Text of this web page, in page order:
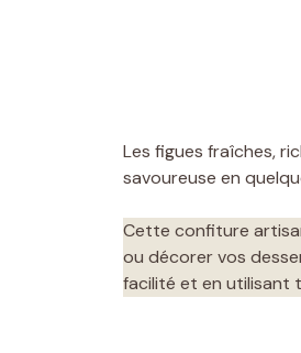
Les figues fraîches,
savoureuse en
Cette confiture
ou décorer vos
facilité et en utilisant